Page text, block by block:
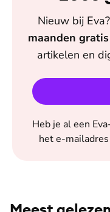
Nieuw bij Eva
maanden gratis
artikelen en
Heb je al een Eva
het e-